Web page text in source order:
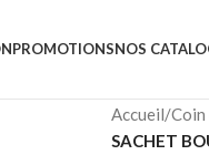
PROMOTIONSNOS
Accueil/Coin
SACHET